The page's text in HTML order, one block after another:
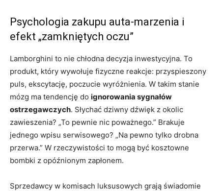
Psychologia zakupu auta-marzenia i
efekt „zamkniętych oczu”
Lamborghini to nie chłodna decyzja inwestycyjna. To
produkt, który wywołuje fizyczne reakcje: przyspieszony
puls, ekscytację, poczucie wyróżnienia. W takim stanie
mózg ma tendencję do ignorowania sygnałów
ostrzegawczych. Słychać dziwny dźwięk z okolic
zawieszenia? „To pewnie nic poważnego.” Brakuje
jednego wpisu serwisowego? „Na pewno tylko drobna
przerwa.” W rzeczywistości to mogą być kosztowne
bombki z opóźnionym zapłonem.
Sprzedawcy w komisach luksusowych grają świadomie